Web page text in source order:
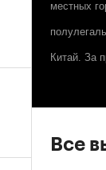
местных
Китай. За
Все